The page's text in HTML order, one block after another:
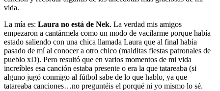
vida.
La mía es: Laura no está de Nek. La verdad mis amigos
empezaron a cantármela como un modo de vacilarme porque había
estado saliendo con una chica llamada Laura que al final había
pasado de mí al conocer a otro chico (malditas fiestas patronales de
pueblo xD). Pero resultó que en varios momentos de mi vida
increíbles esa canción estaba presente o era la que tatareaba (si
alguno jugó conmigo al fútbol sabe de lo que hablo, ya que
tatareaba canciones…no preguntéis el porqué ni yo mismo lo sé.